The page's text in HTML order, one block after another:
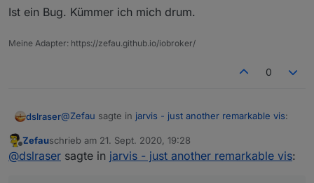
DateTime
StateList
StateListHorizontal
dann werden die auch über die Gruppe mit an/aus
geschaltet.
Ist ein Bug. Kümmer ich mich drum.
Meine Adapter: https://zefau.github.io/iobroker/
0
dslraser@Zefau sagte in jarvis - just another remarkable vis:
@dslrasergerade die v1.0.0-rc.8auf Github
Offline
Zefauschrieb am 21. Sept. 2020, 19:28
zuletzt editiert von
@dslraser sagte in jarvis - just another remarkable vis: